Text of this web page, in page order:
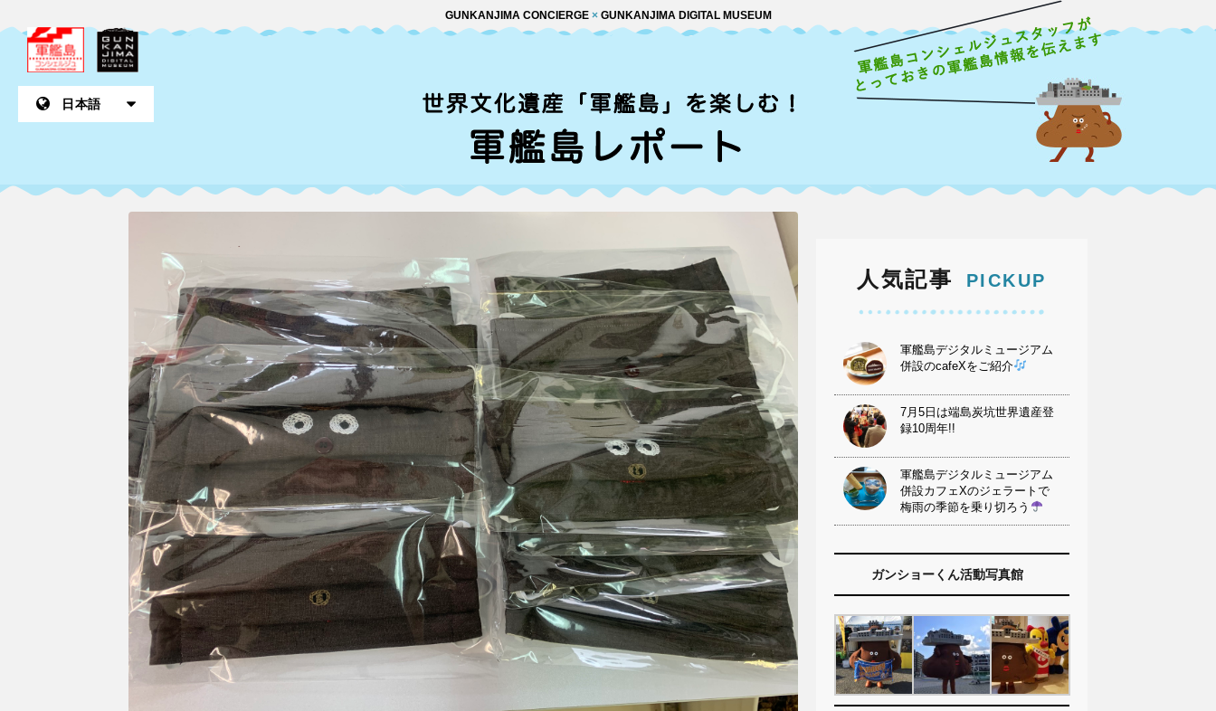
GUNKANJIMA CONCIERGE ×GUNKANJIMA DIGITAL MUSEUM
人気記事 PICKUP
軍艦島デジタルミュージアム
併設のcafeXをご紹介
7月5日は端島炭坑世界遺産登
録10周年!!
軍艦島デジタルミュージアム
併設カフェXのジェラートで
梅雨の季節を乗り切ろう
ガンショーくん活動写真館